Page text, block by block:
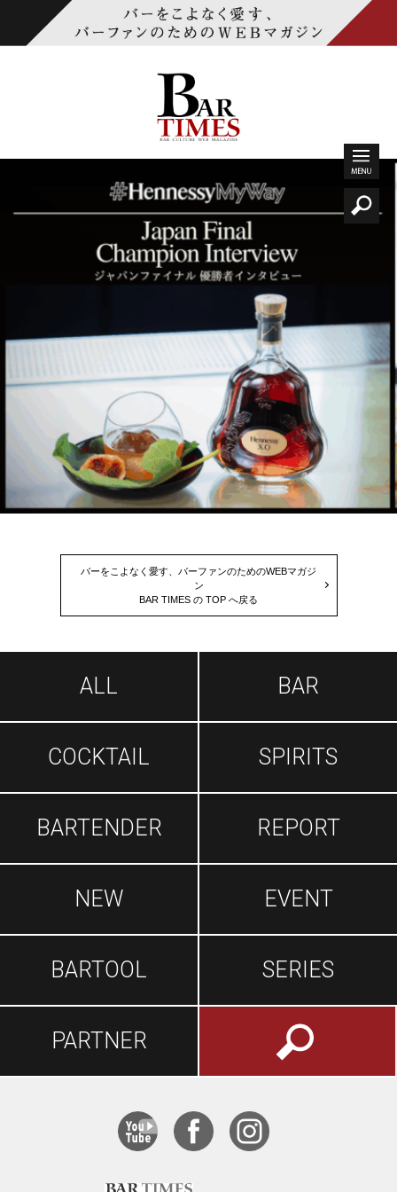
バーをこよなく愛す、バーファンのためのWEBマガジ
ン
BAR TIMES の TOP へ戻る
ALL BAR
COCKTAIL SPIRITS
BARTENDER REPORT
NEW EVENT
BARTOOL SERIES
PARTNER